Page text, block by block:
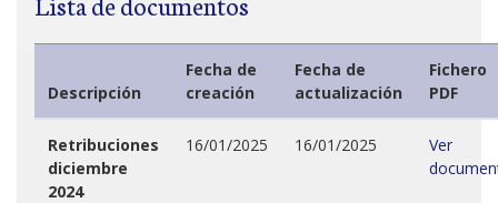
Descripción
Fecha de
creación
Fecha de
actualización
Fichero
PDF
Retribuciones
diciembre
2024
16/01/2025 16/01/2025
Ver